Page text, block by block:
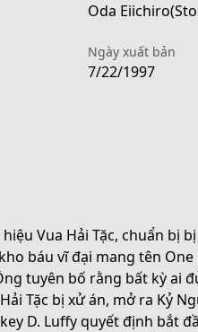
Oda
Ngày xuất bản
7/22/1997
Vua Hải Tặc, chuẩn bị
báu vĩ đại mang tên
tuyên bố rằng bất kỳ ai
Tặc bị xử án, mở ra Kỷ
D. Luffy quyết định bắt